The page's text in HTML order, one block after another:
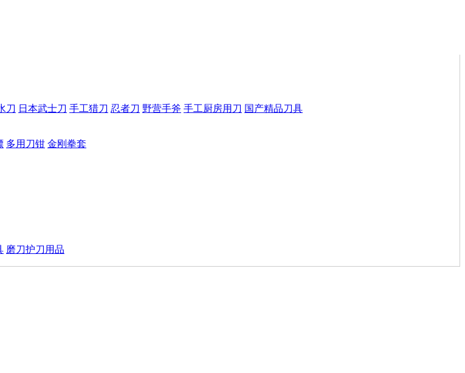
刀 日本武士刀 手工猎刀 忍者刀 野营手斧 手工厨房用刀 国产精品刀具
多用刀钳 金刚拳套
磨刀护刀用品